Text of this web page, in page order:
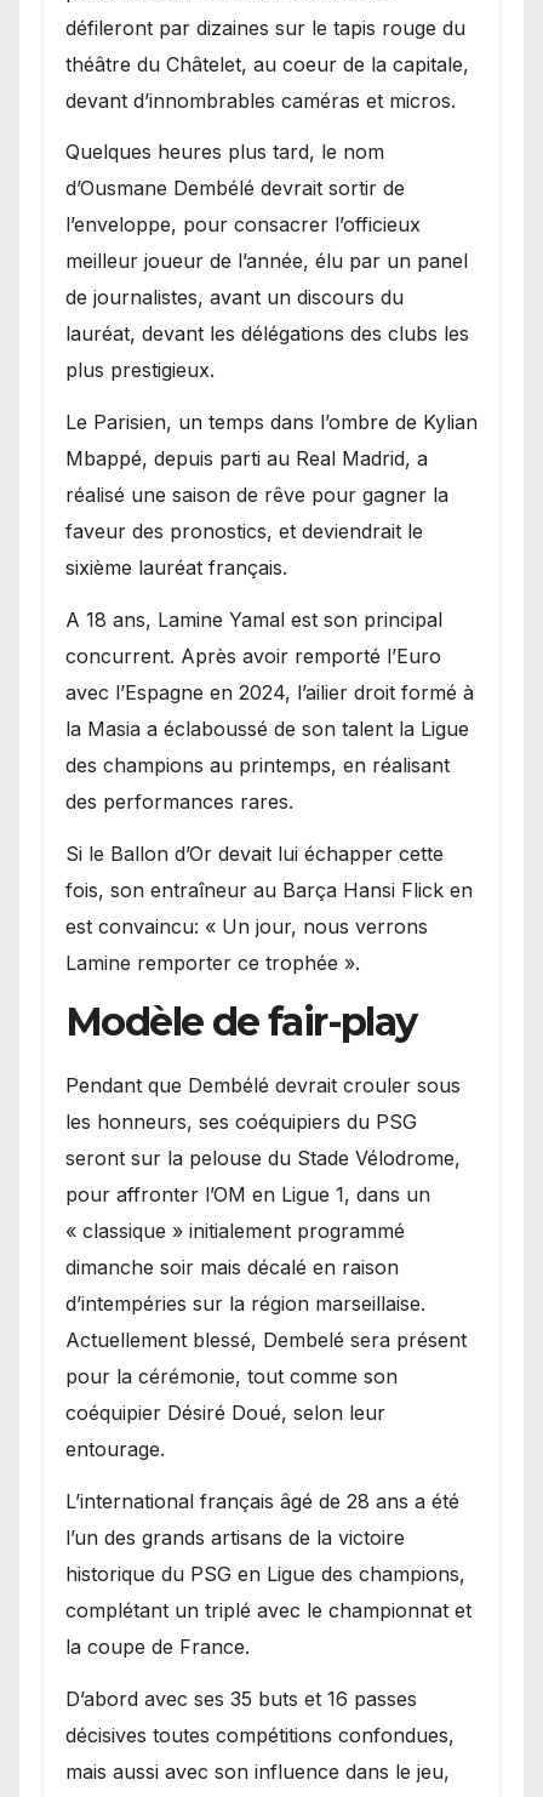
défileront par dizaines sur le tapis rouge du
théâtre du Châtelet, au coeur de la capitale,
devant d’innombrables caméras et micros.
Quelques heures plus tard, le nom
d’Ousmane Dembélé devrait sortir de
l’enveloppe, pour consacrer l’officieux
meilleur joueur de l’année, élu par un panel
de journalistes, avant un discours du
lauréat, devant les délégations des clubs les
plus prestigieux.
Le Parisien, un temps dans l’ombre de Kylian
Mbappé, depuis parti au Real Madrid, a
réalisé une saison de rêve pour gagner la
faveur des pronostics, et deviendrait le
sixième lauréat français.
A 18 ans, Lamine Yamal est son principal
concurrent. Après avoir remporté l’Euro
avec l’Espagne en 2024, l’ailier droit formé à
la Masia a éclaboussé de son talent la Ligue
des champions au printemps, en réalisant
des performances rares.
Si le Ballon d’Or devait lui échapper cette
fois, son entraîneur au Barça Hansi Flick en
est convaincu: « Un jour, nous verrons
Lamine remporter ce trophée ».
Modèle de fair-play
Pendant que Dembélé devrait crouler sous
les honneurs, ses coéquipiers du PSG
seront sur la pelouse du Stade Vélodrome,
pour affronter l’OM en Ligue 1, dans un
« classique » initialement programmé
dimanche soir mais décalé en raison
d’intempéries sur la région marseillaise.
Actuellement blessé, Dembelé sera présent
pour la cérémonie, tout comme son
coéquipier Désiré Doué, selon leur
entourage.
L’international français âgé de 28 ans a été
l’un des grands artisans de la victoire
historique du PSG en Ligue des champions,
complétant un triplé avec le championnat et
la coupe de France.
D’abord avec ses 35 buts et 16 passes
décisives toutes compétitions confondues,
mais aussi avec son influence dans le jeu,